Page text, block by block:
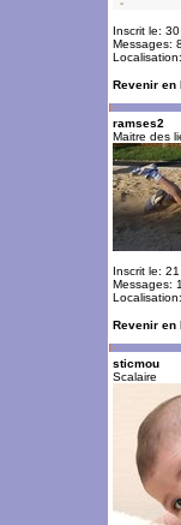
Inscrit le:
Messages:
Revenir en
ramses2
Maitre des
Inscrit le:
Messages:
Revenir en
sticmou
Scalaire